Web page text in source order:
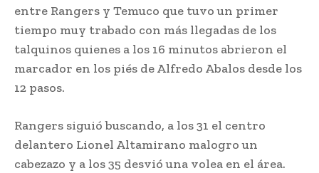
entre Rangers y Temuco que tuvo un primer
tiempo muy trabado con más llegadas de los
talquinos quienes a los 16 minutos abrieron el
marcador en los piés de Alfredo Abalos desde los
12 pasos.
Rangers siguió buscando, a los 31 el centro
delantero Lionel Altamirano malogro un
cabezazo y a los 35 desvió una volea en el área.